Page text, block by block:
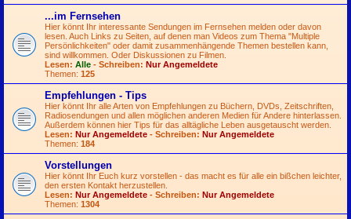
...im Fernsehen
Hier könnt Ihr interessante Sendungen im Fernsehen melden oder davon
lesen. Auch Links zu Seiten, auf denen man Videos zum Thema "Multiple
Persönlichkeiten" oder damit zusammenhängende Themen bestellen kann,
sind willkommen. Oder Diskussionen zu Filmen.
Lesen: Alle - Schreiben: Nur Angemeldete
Themen: 125
Empfehlungen - Tips
Hier könnt Ihr alle Arten von Empfehlungen zu Büchern, DVDs, Zeitschriften,
Radiosendungen und allen möglichen anderen Medien für Andere hinterlassen.
Außerdem können hier Tips für das alltägliche Leben ausgetauscht werden.
Lesen: Nur Angemeldete - Schreiben: Nur Angemeldete
Themen: 184
Vorstellungen
Hier könnt Ihr Euch kurz vorstellen - das macht es für alle ein bißchen leichter,
den ersten Kontakt herzustellen.
Lesen: Nur Angemeldete - Schreiben: Nur Angemeldete
Themen: 1304